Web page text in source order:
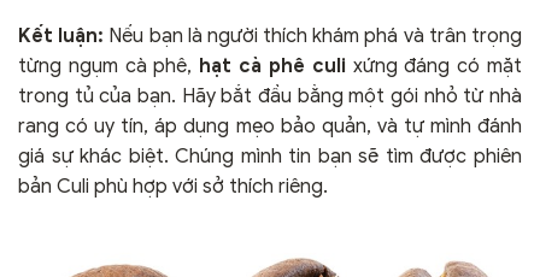
Kết luận: Nếu bạn là người thích khám phá và trân trọng
từng ngụm cà phê, hạt cà phê culi xứng đáng có mặt
trong tủ của bạn. Hãy bắt đầu bằng một gói nhỏ từ nhà
rang có uy tín, áp dụng mẹo bảo quản, và tự mình đánh
giá sự khác biệt. Chúng mình tin bạn sẽ tìm được phiên
bản Culi phù hợp với sở thích riêng.